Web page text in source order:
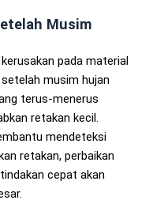
Musim
pada material
musim hujan
terus-menerus
retakan kecil.
mendeteksi
retakan, perbaikan
cepat akan